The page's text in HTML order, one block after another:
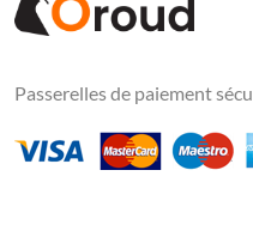
Passerelles de paiement